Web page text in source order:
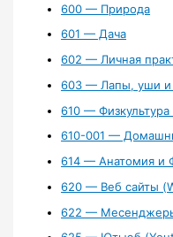
600 — Природа
601 — Дача
602 — Личная
603 — Лапы, уши и
610 — Физкультура
610-001 —
614 — Анатомия и
620 — Веб сайты
622 —